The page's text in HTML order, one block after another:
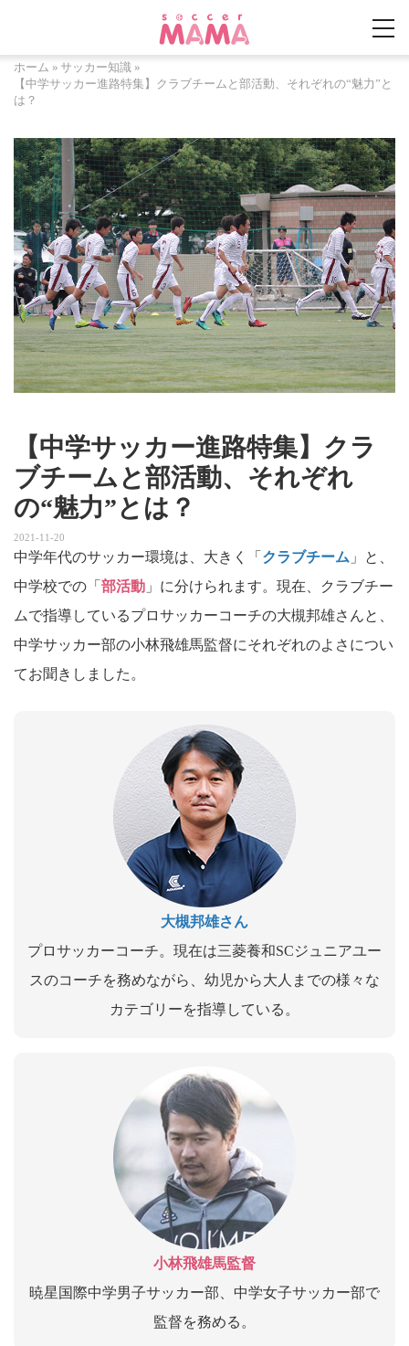
ホーム » サッカー知識 »
【中学サッカー進路特集】クラブチームと部活動、それぞれの“魅力”と
は？
【中学サッカー進路特集】クラ
ブチームと部活動、それぞれ
の“魅力”とは？
2021-11-20
中学年代のサッカー環境は、大きく「 クラブチーム 」と、
中学校での「 部活動 」に分けられます。現在、クラブチー
ムで指導しているプロサッカーコーチの大槻邦雄さんと、
中学サッカー部の小林飛雄馬監督にそれぞれのよさについ
てお聞きしました。
大槻邦雄さん
プロサッカーコーチ。現在は三菱養和SCジュニアユー
スのコーチを務めながら、幼児から大人までの様々な
カテゴリーを指導している。
小林飛雄馬監督
暁星国際中学男子サッカー部、中学女子サッカー部で
監督を務める。